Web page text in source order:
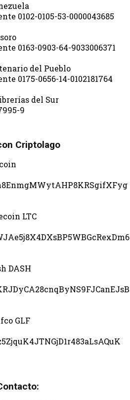
0102-0105-53-0000043685
0163-0903-64-9033006371
del Pueblo
0175-0656-14-0102181764
del Sur
9
Criptolago
LTC
DASH
GLF